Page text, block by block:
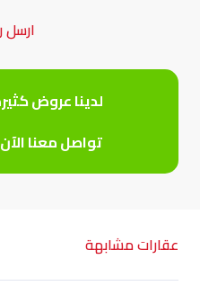
ارسل
لدينا عروض
تواصل معنا الآن
عقارات مشابهة